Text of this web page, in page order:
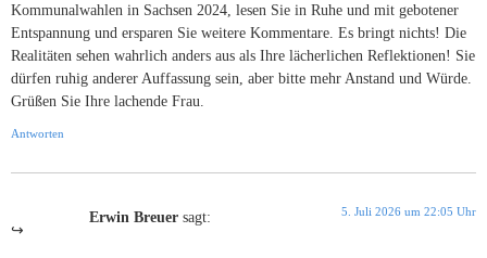
Kommunalwahlen in Sachsen 2024, lesen Sie in Ruhe und mit gebotener
Entspannung und ersparen Sie weitere Kommentare. Es bringt nichts! Die
Realitäten sehen wahrlich anders aus als Ihre lächerlichen Reflektionen! Sie
dürfen ruhig anderer Auffassung sein, aber bitte mehr Anstand und Würde.
Grüßen Sie Ihre lachende Frau.
Antworten
Erwin Breuer sagt: 5. Juli 2026 um 22:05 Uhr